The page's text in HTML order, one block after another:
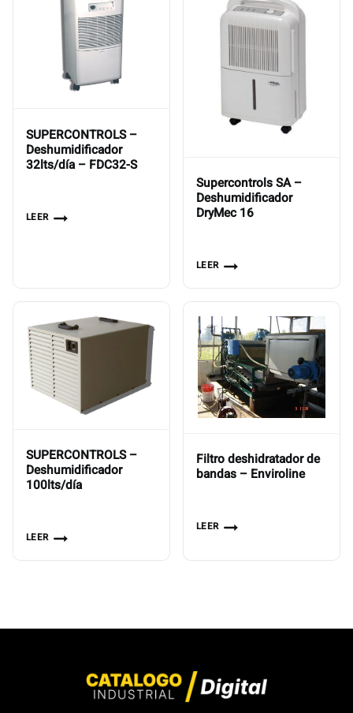
SUPERCONTROLS –
Deshumidificador
32lts/día – FDC32-S
LEER
Supercontrols SA –
Deshumidificador
DryMec 16
LEER
SUPERCONTROLS –
Deshumidificador
100lts/día
LEER
Filtro deshidratador de
bandas – Enviroline
LEER